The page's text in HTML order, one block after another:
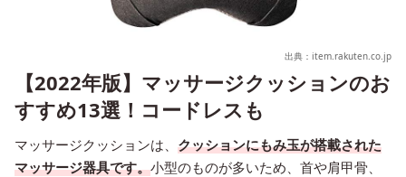
出典：item.rakuten.co.jp
【2022年版】マッサージクッションのお
すすめ13選！コードレスも
マッサージクッションは、 クッションにもみ玉が搭載された
マッサージ器具です。小型のものが多いため、首や肩甲骨、